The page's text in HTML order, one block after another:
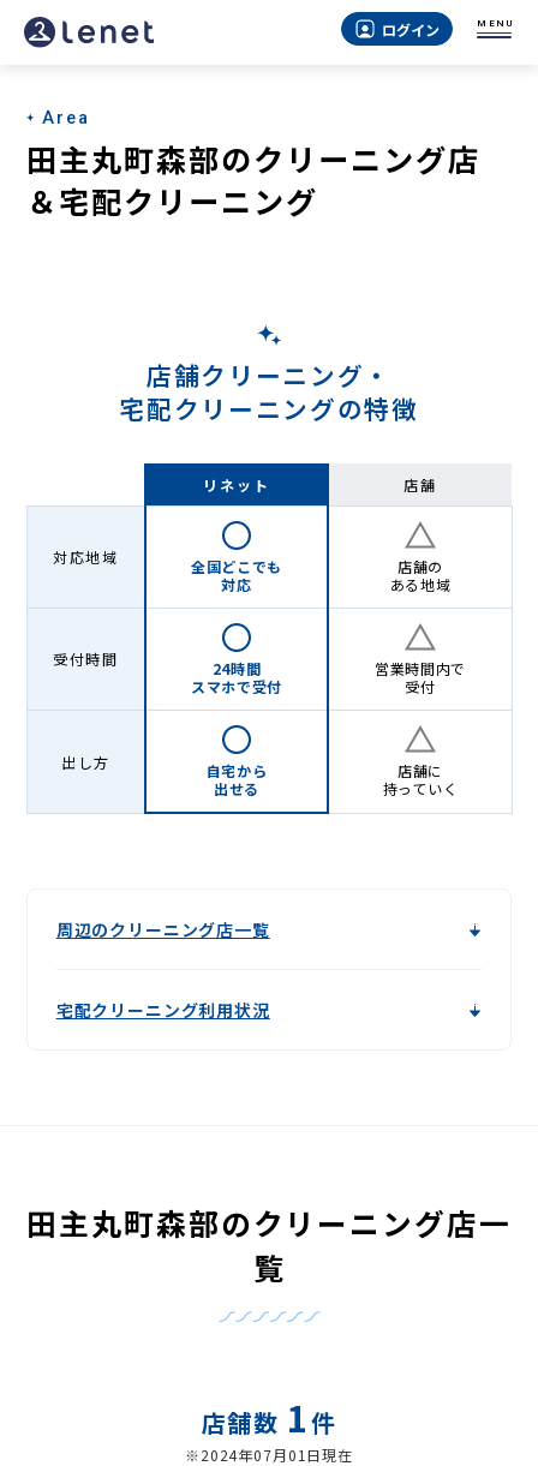
田
丸
町
森
ー
Lenet〈リ
ログイン MENU
Area
田主丸町森部のクリーニング店
＆宅配クリーニング
店舗クリーニング・
宅配クリーニングの特徴
リネット 店舗
対応地域
全国どこでも
対応
店舗の
ある地域
受付時間
24時間
スマホで受付
営業時間内で
受付
出し方
自宅から
出せる
店舗に
持っていく
周辺のクリーニング店一覧
宅配クリーニング利用状況
田主丸町森部のクリーニング店一
覧
店舗数 1件
※2024年07月01日現在